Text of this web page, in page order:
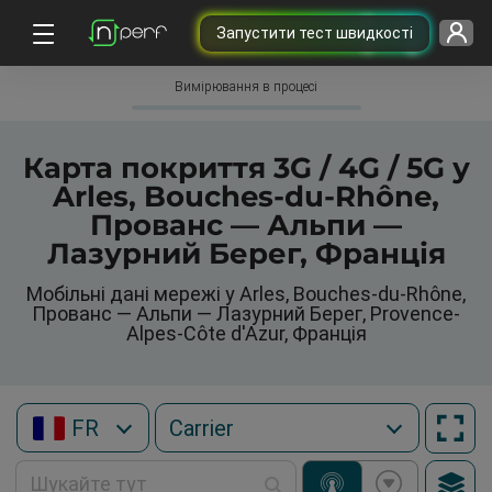
Запустити тест швидкості
Вимірювання в процесі
Карта покриття 3G / 4G / 5G у
Arles, Bouches-du-Rhône,
Прованс — Альпи —
Лазурний Берег, Франція
Мобільні дані мережі у Arles, Bouches-du-Rhône,
Прованс — Альпи — Лазурний Берег, Provence-
Alpes-Côte d'Azur, Франція
FR